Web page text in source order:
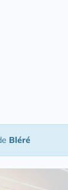
Bléré